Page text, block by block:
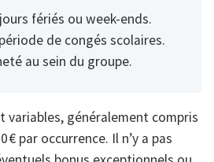
fériés ou week-ends.
de congés scolaires.
au sein du groupe.
variables, généralement compris
€ par occurrence. Il n’y a pas